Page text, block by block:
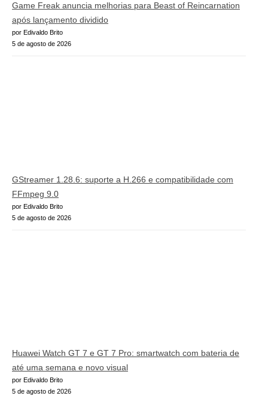
Game Freak anuncia melhorias para Beast of Reincarnation
após lançamento dividido
por Edivaldo Brito
5 de agosto de 2026
GStreamer 1.28.6: suporte a H.266 e compatibilidade com
FFmpeg 9.0
por Edivaldo Brito
5 de agosto de 2026
Huawei Watch GT 7 e GT 7 Pro: smartwatch com bateria de
até uma semana e novo visual
por Edivaldo Brito
5 de agosto de 2026